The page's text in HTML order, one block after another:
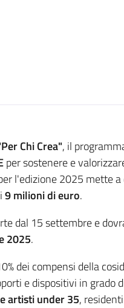
Chi Crea", il
per sostenere e
l'edizione 2025 mette
9 milioni di euro.
dal 15 settembre e
2025.
dei compensi della
e dispositivi in
artisti under 35,